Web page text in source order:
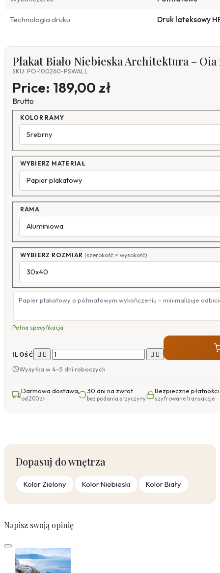
Technologia druku Druk lateksowy
Plakat Biało Niebieska Architektura –
SKU: PO-100260-PSWALL
Price: 189,00 zł
Brutto
KOLOR RAMY
WYBIERZ MATERIAŁ
RAMA
WYBIERZ ROZMIAR (szerokość × wysokość)
Papier plakatowy o półmatowym wykończeniu – minimalizuje
Pełna specyfikacja
ILOŚĆ    
Wysyłka w 4–5 dni roboczych
Darmowa dostawa
od 200 zł
30 dni na zwrot
bez podania przyczyny
Bezpieczne płatności
szyfrowane transakcje
Dopasuj do wnętrza
Kolor Zielony Kolor Niebieski Kolor Biały
Napisz swoją opinię